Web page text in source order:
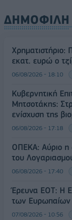
ΔΗΜΟΦΙΛΗ
εκατ. ευρώ ο
06/08/2026 - 18:10
Κυβερνητική
Μητσοτάκης:
ενίσχυση της
06/08/2026 - 17:18
ΟΠΕΚΑ: Αύριο η
του
06/08/2026 - 17:40
Έρευνα ΕΟΤ: Η
των Ευρωπαίων
07/08/2026 - 10:56